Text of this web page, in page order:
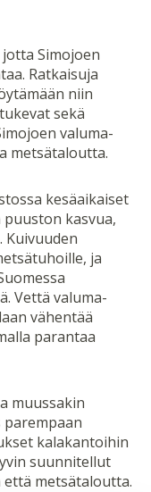
Simojoen
Ratkaisuja
niin
sekä
valuma-
metsätaloutta.
kesäaikaiset
kasvua,
Kuivuuden
ja
Vettä valuma-
vähentää
parantaa
muussakin
parempaan
kalakantoihin
suunnitellut
metsätaloutta.